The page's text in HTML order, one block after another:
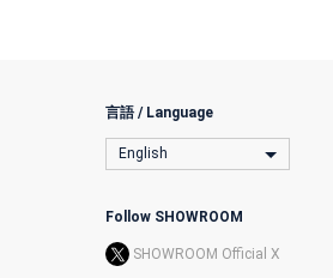
言語 / Language
English
Follow SHOWROOM
SHOWROOM Official X